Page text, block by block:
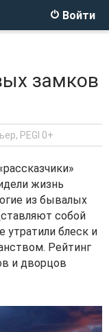
Войти
замков
, PEGI 0+
жизнь
из бывалых
собой
утратили блеск и
Рейтинг
и дворцов